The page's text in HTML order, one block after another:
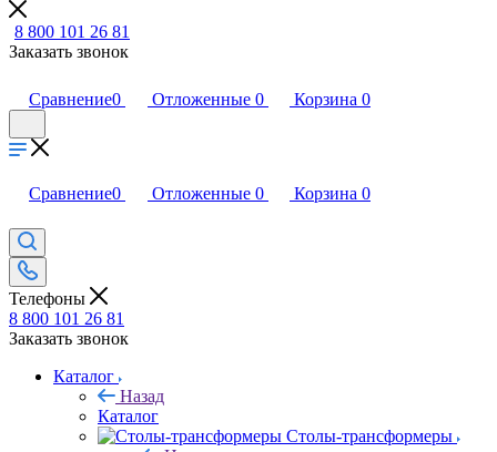
8 800 101 26 81
Заказать звонок
Сравнение0 Отложенные 0 Корзина 0
Сравнение0 Отложенные 0 Корзина 0
Телефоны
8 800 101 26 81
Заказать звонок
Каталог
Назад
Каталог
Столы-трансформеры